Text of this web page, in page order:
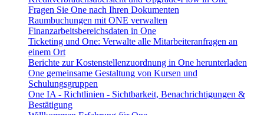
Fragen Sie One nach Ihren Dokumenten
Raumbuchungen mit ONE verwalten
Finanzarbeitsbereichsdaten in One
Ticketing und One: Verwalte alle Mitarbeiteranfragen an
einem Ort
Berichte zur Kostenstellenzuordnung in One herunterladen
One gemeinsame Gestaltung von Kursen und
Schulungsgruppen
One IA - Richtlinien - Sichtbarkeit, Benachrichtigungen &
Bestätigung